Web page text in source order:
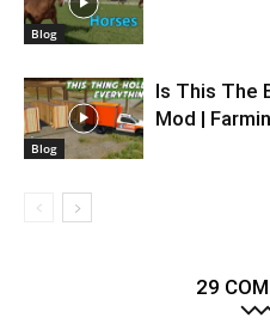
Blog
Blog
Is This The
Mod |
29